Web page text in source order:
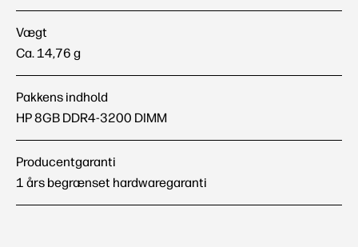
Vægt
Ca. 14,76 g
Pakkens indhold
HP 8GB DDR4-3200 DIMM
Producentgaranti
1 års begrænset hardwaregaranti